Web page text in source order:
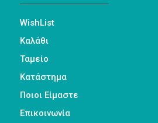
WishList
Καλάθι
Ταμείο
Κατάστημα
Ποιοι Είμαστε
Επικοινωνία